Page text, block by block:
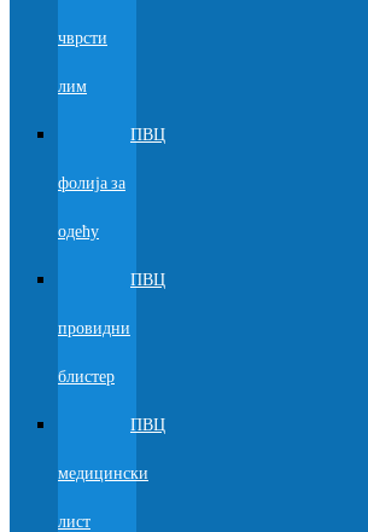
чврсти
лим
ПВЦ
фолија за
одећу
ПВЦ
провидни
блистер
ПВЦ
медицински
лист